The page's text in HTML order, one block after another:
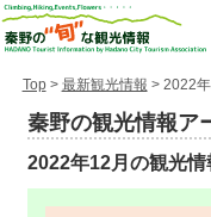
Top> 最新観光情報 > 2022
秦野の観光情報ア
2022年12月の観光情